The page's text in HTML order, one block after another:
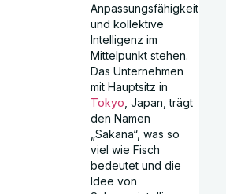
Anpassungsfähigkeit
und kollektive
Intelligenz im
Mittelpunkt stehen.
Das Unternehmen
mit Hauptsitz in
Tokyo , Japan, trägt
den Namen
„Sakana“, was so
viel wie Fisch
bedeutet und die
Idee von